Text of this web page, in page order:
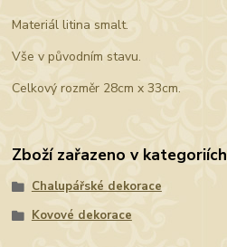
Materiál litina smalt.
Vše v původním stavu.
Celkový rozměr 28cm x 33cm.
Zboží zařazeno v kategoriích
Chalupářské dekorace
Kovové dekorace